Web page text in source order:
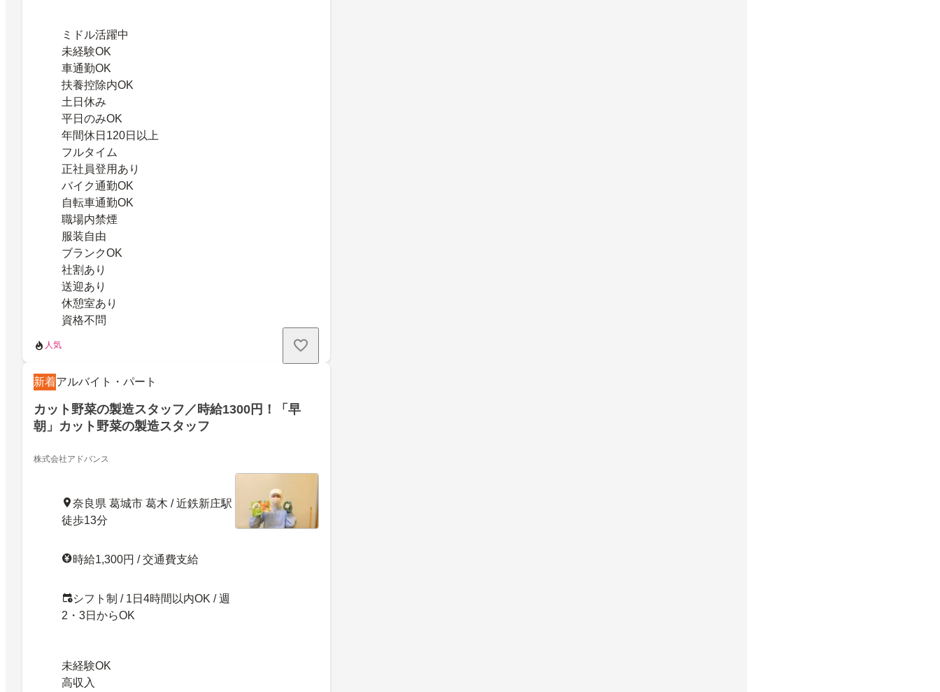
ミドル活躍中
未経験OK
車通勤OK
扶養控除内OK
土日休み
平日のみOK
年間休日120日以上
フルタイム
正社員登用あり
バイク通勤OK
自転車通勤OK
職場内禁煙
服装自由
ブランクOK
社割あり
送迎あり
休憩室あり
資格不問
人気
新着アルバイト・パート
カット野菜の製造スタッフ／時給1300円！「早
朝」カット野菜の製造スタッフ
株式会社アドバンス
奈良県 葛城市 葛木 / 近鉄新庄駅
徒歩13分
時給1,300円 / 交通費支給
シフト制 / 1日4時間以内OK / 週
2・3日からOK
未経験OK
高収入